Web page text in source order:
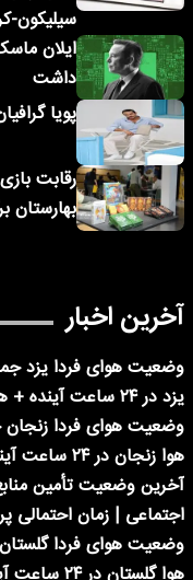
سیلیکون-
داشت
پویا
رقابت
بهارستان
آخرین اخبار
یزد در ۲۴ ساعت آینده + هواشناسی یزد
هوا زنجان در ۲۴ ساعت آینده + هواشناسی زنجان
آخرین وضعیت تأمین
اجتماعی | زمان احتمالی